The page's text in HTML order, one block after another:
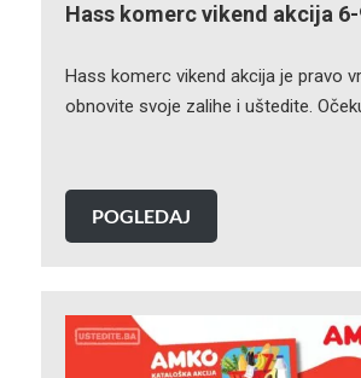
Hass komerc vikend akcija
Hass komerc vikend akcija je pravo
obnovite svoje zalihe i uštedite.
POGLEDAJ